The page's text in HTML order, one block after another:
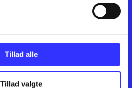
Tillad alle
Tillad valgte
Artikler
Film
Musik